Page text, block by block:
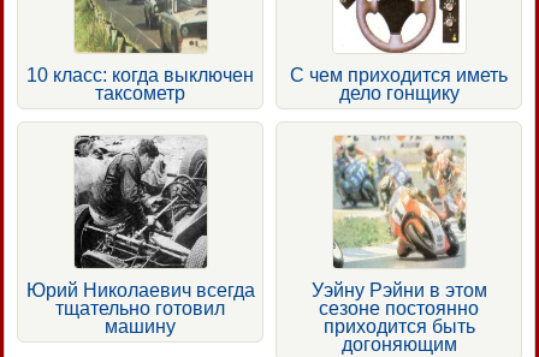
10 класс: когда выключен
таксометр
С чем приходится иметь
дело гонщику
Юрий Николаевич всегда
тщательно готовил
машину
Уэйну Рэйни в этом
сезоне постоянно
приходится быть
догоняющим